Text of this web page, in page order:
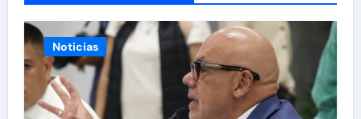
Noticias